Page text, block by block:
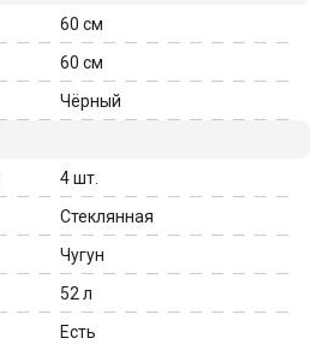
60 см
60 см
Чёрный
4шт.
Стеклянная
Чугун
52 л
Есть